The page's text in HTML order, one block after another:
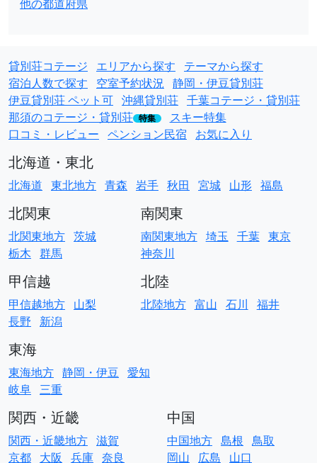
他の都道府県
貸別荘コテージ エリアから探す
テーマから探す
宿泊人数で探す
空室予約状況 静岡・伊豆貸別荘
伊豆貸別荘 ペット可 沖縄貸別荘 千葉コテージ・貸別荘
那須のコテージ・貸別荘 特集
スキー特集
口コミ・レビュー ペンション民宿 お気に入り
北海道・東北
北海道 東北地方 青森 岩手 秋田 宮城 山形 福島
北関東
北関東地方 茨城
栃木 群馬
南関東
南関東地方 埼玉 千葉 東京
神奈川
甲信越
甲信越地方 山梨
長野
新潟
北陸
北陸地方 富山 石川 福井
東海
東海地方 静岡・伊豆 愛知
岐阜 三重
関西・近畿
関西・近畿地方 滋賀
京都 大阪 兵庫 奈良
中国
中国地方 島根 鳥取
岡山
広島 山口